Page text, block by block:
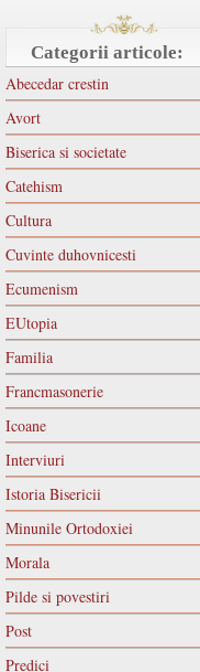
Categorii articole:
Abecedar crestin
Avort
Biserica si societate
Catehism
Cultura
Cuvinte duhovnicesti
Ecumenism
EUtopia
Familia
Francmasonerie
Icoane
Interviuri
Istoria Bisericii
Minunile Ortodoxiei
Morala
Pilde si povestiri
Post
Predici